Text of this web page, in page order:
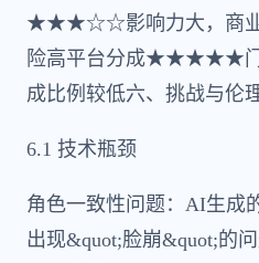
★★★☆☆影响力大，商业
险高平台分成★★★★★门
成比例较低六、挑战与伦
6.1 技术瓶颈
角色一致性问题：AI生成
出现&quot;脸崩&quot;的